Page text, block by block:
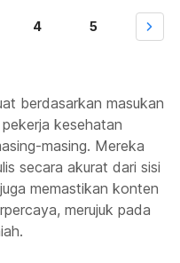
4 5
berdasarkan masukan
kesehatan
masing. Mereka
secara akurat dari sisi
memastikan konten
merujuk pada